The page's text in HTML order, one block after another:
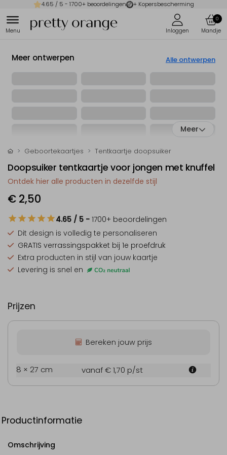
4.65 / 5 - 1700+ beoordelingen + Kopersbescherming
0
Meer ontwerpen Alle ontwerpen
Meer
Geboortekaartjes Tentkaartje doopsuiker
Doopsuiker tentkaartje voor jongen met knuffel
Ontdek hier alle producten in dezelfde stijl
€ 2,50
4.65 / 5 - 1700+ beoordelingen
Dit design is volledig te personaliseren
GRATIS verrassingspakket bij 1e proefdruk
Extra producten in stijl van jouw kaartje
Levering is snel en
Prijzen
Bereken jouw prijs
8 × 27 cm vanaf € 1,70 p/st
Productinformatie
Omschrijving